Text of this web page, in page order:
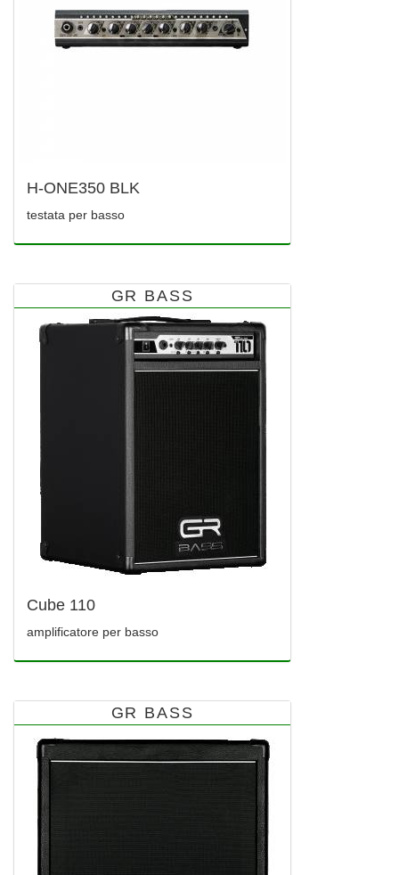
H-ONE350 BLK
testata per basso
GR BASS
Cube 110
amplificatore per basso
GR BASS